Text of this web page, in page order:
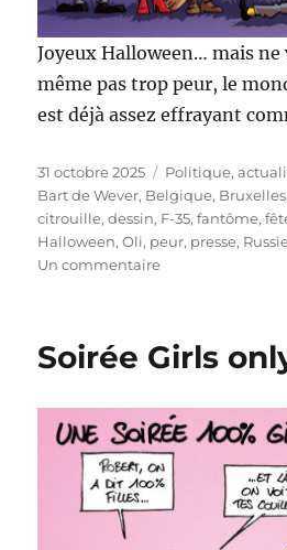
Joyeux Halloween… mais ne
même pas trop peur, le
est déjà assez effrayant
Publié
le
31 octobre 2025 Catégories
Politique,
Bart de Wever, Belgique, Bruxelles
citrouille,dessin, F-35,fantôme,
Halloween,Oli, peur, presse,
Un commentairesur
Soirée Girls